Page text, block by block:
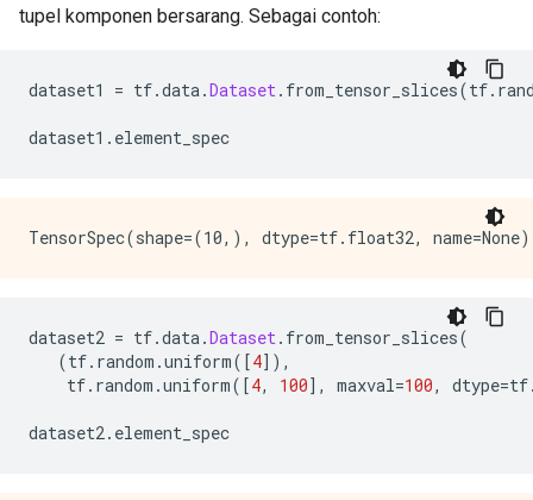
tupel komponen bersarang. Sebagai contoh:
dataset1 = tf.data.Dataset. from_tensor_slices(tf.
dataset1 . element_spec
dataset2 = tf.data.Dataset. from_tensor_slices(
(tf. random .uniform([4]),
tf. random .uniform([4, 100], maxval=100, dtype=tf
dataset2. element_spec